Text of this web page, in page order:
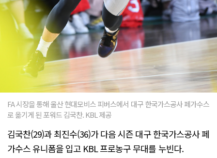
FA 시장을 통해 울산 현대모비스 피버스에서 대구 한국가스공사 페가수스
로 옮기게 된 포워드 김국찬. KBL 제공
김국찬(29)과 최진수(36)가 다음 시즌 대구 한국가스공사 페
가수스 유니폼을 입고 KBL 프로농구 무대를 누빈다.